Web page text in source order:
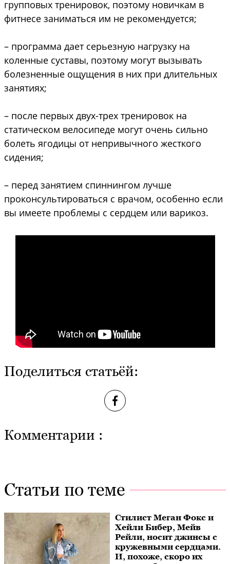
групповых тренировок, поэтому новичкам в
фитнесе заниматься им не рекомендуется;
– программа дает серьезную нагрузку на
коленные суставы, поэтому могут вызывать
болезненные ощущения в них при длительных
занятиях;
– после первых двух-трех тренировок на
статическом велосипеде могут очень сильно
болеть ягодицы от непривычного жесткого
сидения;
– перед занятием спиннингом лучше
проконсультироваться с врачом, особенно если
вы имеете проблемы с сердцем или варикоз.
Поделиться статьёй:
Комментарии :
Статьи по теме
Стилист Меган Фокс и
Хейли Бибер, Мейв
Рейли, носит джинсы с
кружевными сердцами.
И, похоже, скоро их